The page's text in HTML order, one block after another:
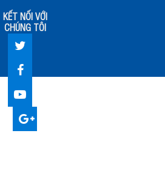
KẾT NỐI VỚI
CHÚNG TÔI